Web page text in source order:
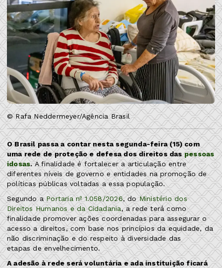
© Rafa Neddermeyer/Agência Brasil
O Brasil passa a contar nesta segunda-feira (15) com
uma rede de proteção e defesa dos direitos daspessoas
idosas.A finalidade é fortalecer a articulação entre
diferentes níveis de governo e entidades na promoção de
políticas públicas voltadas a essa população.
Segundo aPortaria nº 1.058/2026, doMinistério dos
Direitos Humanos e da Cidadania, a rede terá como
finalidade promover ações coordenadas para assegurar o
acesso a direitos, com base nos princípios da equidade, da
não discriminação e do respeito à diversidade das
etapas de envelhecimento.
A adesão à rede será voluntária e ada instituição ficará